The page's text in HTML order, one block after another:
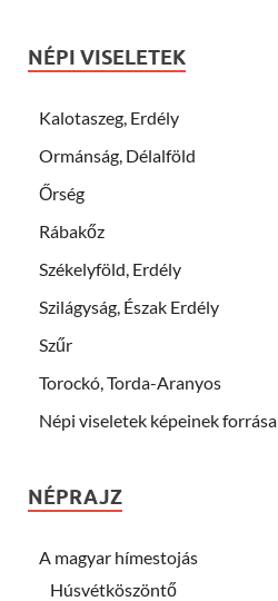
NÉPI VISELETEK
Kalotaszeg, Erdély
Ormánság, Délalföld
Őrség
Rábakőz
Székelyföld, Erdély
Szilágyság, Észak Erdély
Szűr
Torockó, Torda-Aranyos
Népi viseletek képeinek forrása
NÉPRAJZ
A magyar hímestojás
Húsvétköszöntő